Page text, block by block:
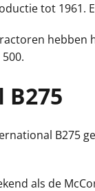
tot 1961.
B275
als de